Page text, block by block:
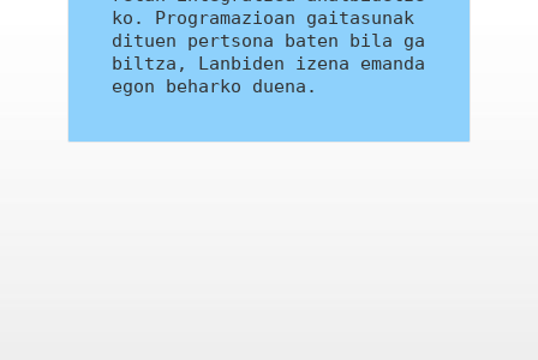
ko. Programazioan gaitasunak
dituen pertsona baten bila ga
biltza, Lanbiden izena emanda
egon beharko duena.